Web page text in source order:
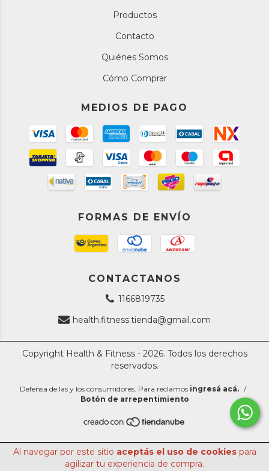
Al navegar por este sitio aceptás el uso de cookiespara
agilizar tu experiencia de compra.
Productos
Contacto
Quiénes Somos
Cómo Comprar
MEDIOS DE PAGO
FORMAS DE ENVÍO
CONTACTANOS
1166819735
health.fitness.tienda@gmail.com
Copyright Health & Fitness - 2026. Todos los derechos
reservados.
Defensa de las y los consumidores. Para reclamos ingresá acá. /
Botón de arrepentimiento